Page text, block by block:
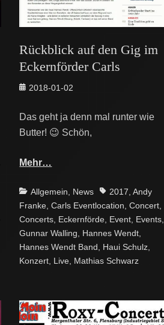
Rückblick auf den Gig im
Eckernförder Carls
Posted
2018-01-02
Das geht ja denn mal runter wie
Butter! 😉 Schön,
Mehr…
Categories
Allgemein, News Tags2017,Andy
Franke,Carls Eventlocation,Concert,
Concerts, Eckernförde, Event, Events,
Gunnar Walling, Hannes Wendt,
Hannes Wendt Band, Haui Schulz,
Konzert, Live, Mathias Schwarz